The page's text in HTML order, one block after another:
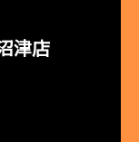
津店